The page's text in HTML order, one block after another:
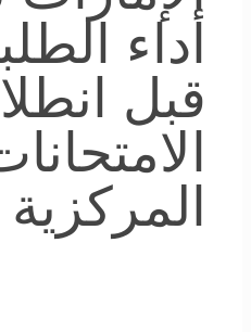
أداء
قبل
المركزية